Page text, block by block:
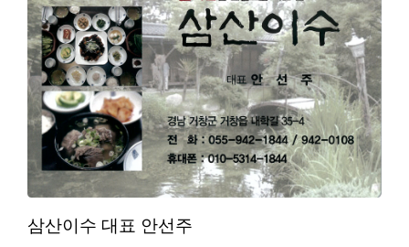
삼산이수 대표 안선주